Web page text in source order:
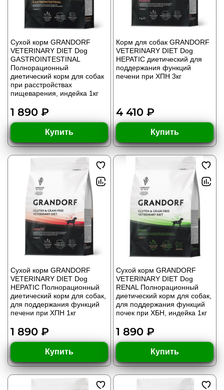
Сухой корм GRANDORF
VETERINARY DIET Dog
GASTROINTESTINAL
Полнорационный
диетический корм для собак
при расстройствах
пищеварения, индейка 1кг
1 890 ₽
Купить
Корм для собак GRANDORF
VETERINARY DIET Dog
HEPATIC диетический для
поддержания функций
печени при ХПН 3кг
4 410 ₽
Купить
Сухой корм GRANDORF
VETERINARY DIET Dog
HEPATIC Полнорационный
диетический корм для собак,
для поддержания функций
печени при ХПН 1кг
1 890 ₽
Купить
Сухой корм GRANDORF
VETERINARY DIET Dog
RENAL Полнорационный
диетический корм для собак,
для поддержания функций
почек при ХБН, индейка 1кг
1 890 ₽
Купить